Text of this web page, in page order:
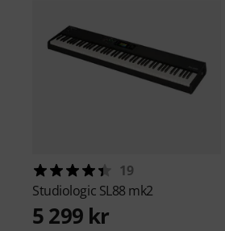
19
Studiologic SL88 mk2
5 299 kr